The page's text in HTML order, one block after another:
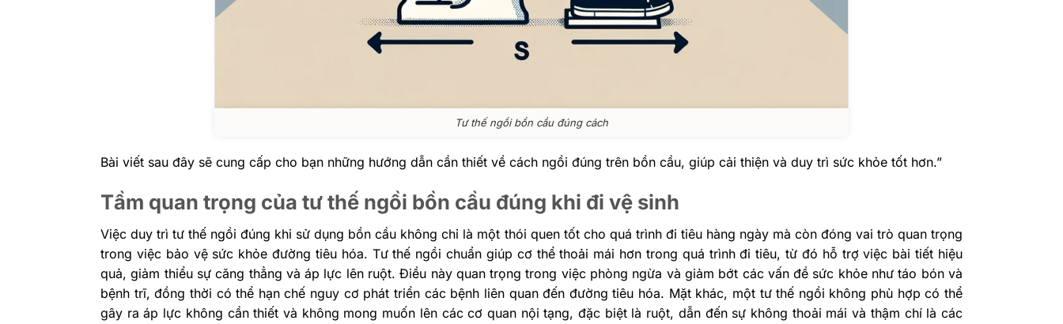
Tư thế ngồi bồn cầu đúng cách
Bài viết sau đây sẽ cung cấp cho bạn những hướng dẫn cần thiết về cách ngồi đúng trên bồn cầu, giúp cải thiện và duy trì sức khỏe tốt hơn.”
Tầm quan trọng của tư thế ngồi bồn cầu đúng khi đi vệ sinh
Việc duy trì tư thế ngồi đúng khi sử dụng bồn cầu không chỉ là một thói quen tốt cho quá trình đi tiêu hàng ngày mà còn đóng vai trò quan trọng
trong việc bảo vệ sức khỏe đường tiêu hóa. Tư thế ngồi chuẩn giúp cơ thể thoải mái hơn trong quá trình đi tiêu, từ đó hỗ trợ việc bài tiết hiệu
quả, giảm thiểu sự căng thẳng và áp lực lên ruột. Điều này quan trọng trong việc phòng ngừa và giảm bớt các vấn đề sức khỏe như táo bón và
bệnh trĩ, đồng thời có thể hạn chế nguy cơ phát triển các bệnh liên quan đến đường tiêu hóa. Mặt khác, một tư thế ngồi không phù hợp có thể
gây ra áp lực không cần thiết và không mong muốn lên các cơ quan nội tạng, đặc biệt là ruột, dẫn đến sự không thoải mái và thậm chí là các